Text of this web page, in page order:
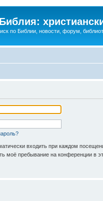
по Библии, новости, форум,
входить при каждом
моё пребывание на конференции в